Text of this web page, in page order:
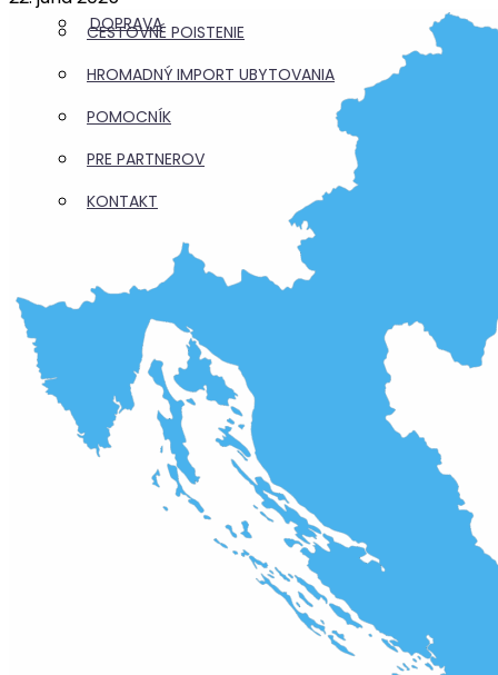
DOPRAVA
CESTOVNÉ POISTENIE
HROMADNÝ IMPORT UBYTOVANIA
POMOCNÍK
PRE PARTNEROV
KONTAKT